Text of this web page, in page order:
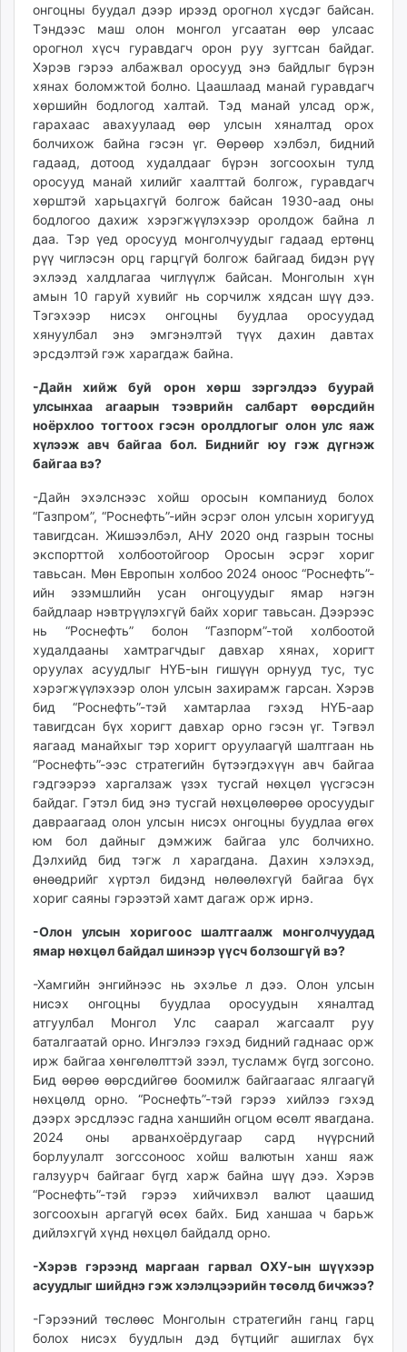
онгоцны буудал дээр ирээд орогнол хүсдэг байсан.
Тэндээс маш олон монгол угсаатан өөр улсаас
орогнол хүсч гуравдагч орон руу зугтсан байдаг.
Хэрэв гэрээ албажвал оросууд энэ байдлыг бүрэн
хянах боломжтой болно. Цаашлаад манай гуравдагч
хөршийн бодлогод халтай. Тэд манай улсад орж,
гарахаас авахуулаад өөр улсын хяналтад орох
болчихож байна гэсэн үг. Өөрөөр хэлбэл, бидний
гадаад, дотоод худалдааг бүрэн зогсоохын тулд
оросууд манай хилийг хаалттай болгож, гуравдагч
хөрштэй харьцахгүй болгож байсан 1930-аад оны
бодлогоо дахиж хэрэгжүүлэхээр оролдож байна л
даа. Тэр үед оросууд монголчуудыг гадаад ертөнц
рүү чиглэсэн орц гарцгүй болгож байгаад бидэн рүү
эхлээд халдлагаа чиглүүлж байсан. Монголын хүн
амын 10 гаруй хувийг нь сорчилж хядсан шүү дээ.
Тэгэхээр нисэх онгоцны буудлаа оросуудад
хянуулбал энэ эмгэнэлтэй түүх дахин давтах
эрсдэлтэй гэж харагдаж байна.
-Дайн хийж буй орон хөрш зэргэлдээ буурай
улсынхаа агаарын тээврийн салбарт өөрсдийн
ноёрхлоо тогтоох гэсэн оролдлогыг олон улс яаж
хүлээж авч байгаа бол. Биднийг юу гэж дүгнэж
байгаа вэ?
-Дайн эхэлснээс хойш оросын компаниуд болох
“Газпром”, “Роснефть”-ийн эсрэг олон улсын хоригууд
тавигдсан. Жишээлбэл, АНУ 2020 онд газрын тосны
экспорттой холбоотойгоор Оросын эсрэг хориг
тавьсан. Мөн Европын холбоо 2024 оноос “Роснефть”-
ийн эзэмшлийн усан онгоцуудыг ямар нэгэн
байдлаар нэвтрүүлэхгүй байх хориг тавьсан. Дээрээс
нь “Роснефть” болон “Газпорм”-той холбоотой
худалдааны хамтрагчдыг давхар хянах, хоригт
оруулах асуудлыг НҮБ-ын гишүүн орнууд тус, тус
хэрэгжүүлэхээр олон улсын захирамж гарсан. Хэрэв
бид “Роснефть”-тэй хамтарлаа гэхэд НҮБ-аар
тавигдсан бүх хоригт давхар орно гэсэн үг. Тэгвэл
яагаад манайхыг тэр хоригт оруулаагүй шалтгаан нь
“Роснефть”-ээс стратегийн бүтээгдэхүүн авч байгаа
гэдгээрээ харгалзаж үзэх тусгай нөхцөл үүсгэсэн
байдаг. Гэтэл бид энэ тусгай нөхцөлөөрөө оросуудыг
давраагаад олон улсын нисэх онгоцны буудлаа өгөх
юм бол дайныг дэмжиж байгаа улс болчихно.
Дэлхийд бид тэгж л харагдана. Дахин хэлэхэд,
өнөөдрийг хүртэл бидэнд нөлөөлөхгүй байгаа бүх
хориг саяны гэрээтэй хамт дагаж орж ирнэ.
-Олон улсын хоригоос шалтгаалж монголчуудад
ямар нөхцөл байдал шинээр үүсч болзошгүй вэ?
-Хамгийн энгийнээс нь эхэлье л дээ. Олон улсын
нисэх онгоцны буудлаа оросуудын хяналтад
атгуулбал Монгол Улс саарал жагсаалт руу
баталгаатай орно. Ингэлээ гэхэд бидний гаднаас орж
ирж байгаа хөнгөлөлттэй зээл, тусламж бүгд зогсоно.
Бид өөрөө өөрсдийгөө боомилж байгаагаас ялгаагүй
нөхцөлд орно. “Роснефть”-тэй гэрээ хийлээ гэхэд
дээрх эрсдлээс гадна ханшийн огцом өсөлт явагдана.
2024 оны арванхоёрдугаар сард нүүрсний
борлуулалт зогссоноос хойш валютын ханш яаж
галзуурч байгааг бүгд харж байна шүү дээ. Хэрэв
“Роснефть”-тэй гэрээ хийчихвэл валют цаашид
зогсоохын аргагүй өсөх байх. Бид ханшаа ч барьж
дийлэхгүй хүнд нөхцөл байдалд орно.
-Хэрэв гэрээнд маргаан гарвал ОХУ-ын шүүхээр
асуудлыг шийднэ гэж хэлэлцээрийн төсөлд бичжээ?
-Гэрээний төслөөс Монголын стратегийн ганц гарц
болох нисэх буудлын дэд бүтцийг ашиглах бүх